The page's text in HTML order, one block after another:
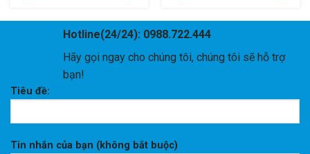
Hotline(24/24): 0988.722.444
Hãy gọi ngay cho chúng tôi, chúng tôi sẽ hỗ trợ
bạn!
Tiêu đề:
Tin nhắn của bạn (không bắt buộc)